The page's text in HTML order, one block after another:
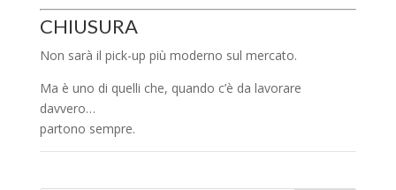
CHIUSURA
Non sarà il pick-up più moderno sul mercato.
Ma è uno di quelli che, quando c’è da lavorare
davvero…
partono sempre.